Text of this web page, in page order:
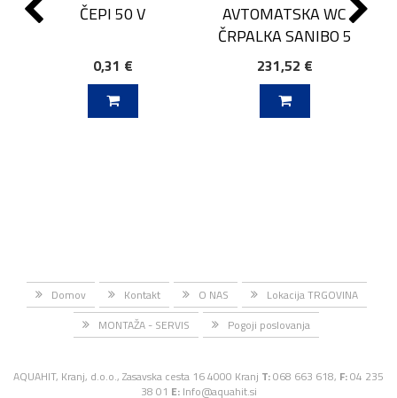
ČEPI 50 V
0,31 €
AVTOMATSKA WC
ČRPALKA SANIBO 5
231,52 €
Domov Kontakt O NAS
Lokacija TRGOVINA
MONTAŽA - SERVIS
Pogoji poslovanja
AQUAHIT, Kranj, d.o.o., Zasavska cesta 16 4000 Kranj T:068 663 618, F:04 235
38 01 E: Info@aquahit.si